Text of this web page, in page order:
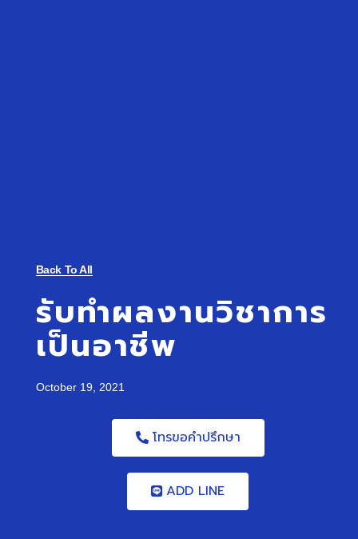
Back To All
รับทำผลงานวิชาการ
เป็นอาชีพ
October 19, 2021
โทรขอคำปรึกษา
ADD LINE